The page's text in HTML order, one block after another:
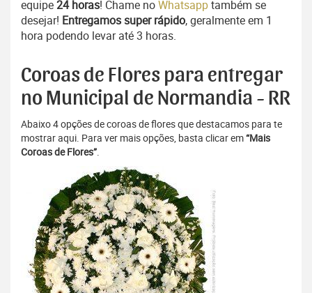
equipe24 horas! Chame noWhatsapptambém se
desejar! Entregamos super rápido, geralmente em 1
hora podendo levar até 3 horas.
Coroas de Flores para entregar
no Municipal de Normandia - RR
Abaixo 4 opções de coroas de flores que destacamos para te
mostrar aqui. Para ver mais opções, basta clicar em“Mais
Coroas de Flores”.